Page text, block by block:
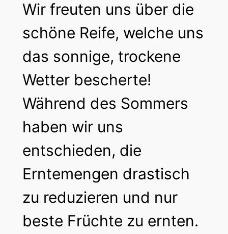
Wir freuten uns über die
schöne Reife, welche uns
das sonnige, trockene
Wetter bescherte!
Während des Sommers
haben wir uns
entschieden, die
Erntemengen drastisch
zu reduzieren und nur
beste Früchte zu ernten.